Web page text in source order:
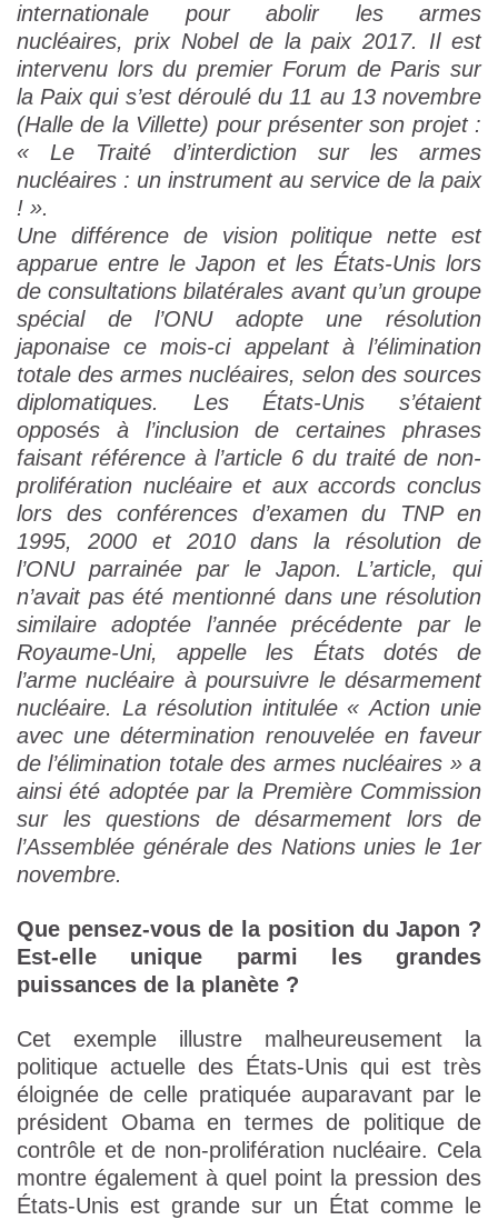
internationale pour abolir les armes
nucléaires, prix Nobel de la paix 2017. Il est
intervenu lors du premier Forum de Paris sur
la Paix qui s’est déroulé du 11 au 13 novembre
(Halle de la Villette) pour présenter son projet :
« Le Traité d’interdiction sur les armes
nucléaires : un instrument au service de la paix
! ».
Une différence de vision politique nette est
apparue entre le Japon et les États-Unis lors
de consultations bilatérales avant qu’un groupe
spécial de l’ONU adopte une résolution
japonaise ce mois-ci appelant à l’élimination
totale des armes nucléaires, selon des sources
diplomatiques. Les États-Unis s’étaient
opposés à l’inclusion de certaines phrases
faisant référence à l’article 6 du traité de non-
prolifération nucléaire et aux accords conclus
lors des conférences d’examen du TNP en
1995, 2000 et 2010 dans la résolution de
l’ONU parrainée par le Japon. L’article, qui
n’avait pas été mentionné dans une résolution
similaire adoptée l’année précédente par le
Royaume-Uni, appelle les États dotés de
l’arme nucléaire à poursuivre le désarmement
nucléaire. La résolution intitulée « Action unie
avec une détermination renouvelée en faveur
de l’élimination totale des armes nucléaires » a
ainsi été adoptée par la Première Commission
sur les questions de désarmement lors de
l’Assemblée générale des Nations unies le 1er
novembre.
Que pensez-vous de la position du Japon ?
Est-elle unique parmi les grandes
puissances de la planète ?
Cet exemple illustre malheureusement la
politique actuelle des États-Unis qui est très
éloignée de celle pratiquée auparavant par le
président Obama en termes de politique de
contrôle et de non-prolifération nucléaire. Cela
montre également à quel point la pression des
États-Unis est grande sur un État comme le